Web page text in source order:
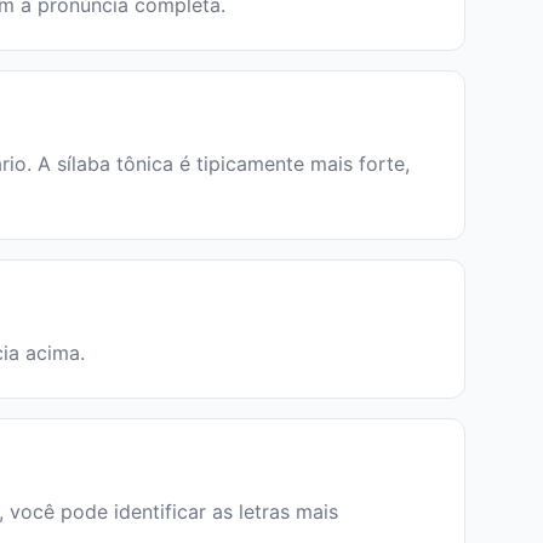
a pronúncia completa.
A sílaba tônica é tipicamente mais forte,
acima.
você pode identificar as letras mais